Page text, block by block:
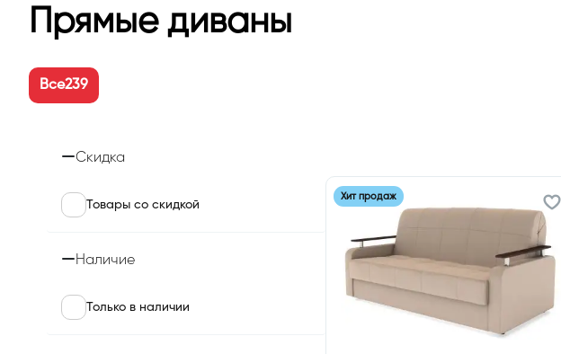
Прямые диваны
Все239
Скидка
Товары со скидкой
Наличие
Только в наличии
Хит продаж